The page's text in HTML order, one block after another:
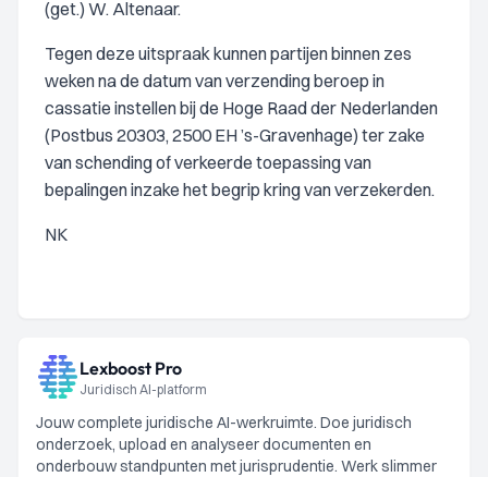
(get.) W. Altenaar.
Tegen deze uitspraak kunnen partijen binnen zes
weken na de datum van verzending beroep in
cassatie instellen bij de Hoge Raad der Nederlanden
(Postbus 20303, 2500 EH ’s-Gravenhage) ter zake
van schending of verkeerde toepassing van
bepalingen inzake het begrip kring van verzekerden.
NK
Lexboost Pro
Juridisch AI-platform
Jouw complete juridische AI-werkruimte. Doe juridisch
onderzoek, upload en analyseer documenten en
onderbouw standpunten met jurisprudentie. Werk slimmer